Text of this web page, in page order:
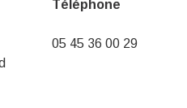
Téléphone
05 45 36 00 29